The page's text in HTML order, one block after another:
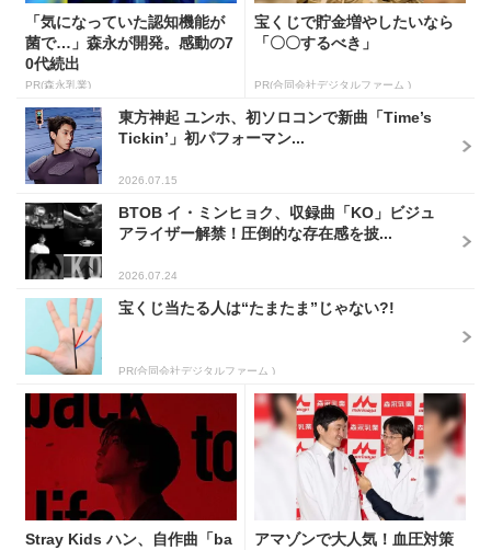
「気になっていた認知機能が
菌で…」森永が開発。感動の7
0代続出
PR(森永乳業)
宝くじで貯金増やしたいなら
「〇〇するべき」
PR(合同会社デジタルファーム )
東方神起 ユンホ、初ソロコンで新曲「Time’s
Tickin’」初パフォーマン...
2026.07.15
BTOB イ・ミンヒョク、収録曲「KO」ビジュ
アライザー解禁！圧倒的な存在感を披...
2026.07.24
宝くじ当たる人は“たまたま”じゃない?!
PR(合同会社デジタルファーム )
Stray Kids ハン、自作曲「ba
アマゾンで大人気！血圧対策